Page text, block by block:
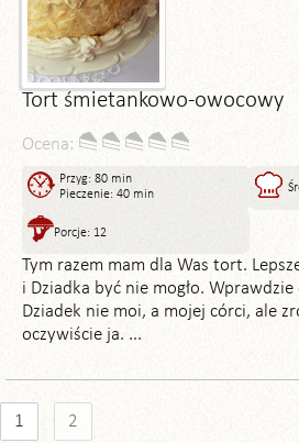
Tort śmietankowo-owocowy
Ocena:
Przyg: 80 min
Pieczenie: 40 min
Porcje: 12
Tym razem mam dla Was tort.
i Dziadka być nie mogło.
Dziadek nie moi, a mojej córci, ale
oczywiście ja. ...
1 2